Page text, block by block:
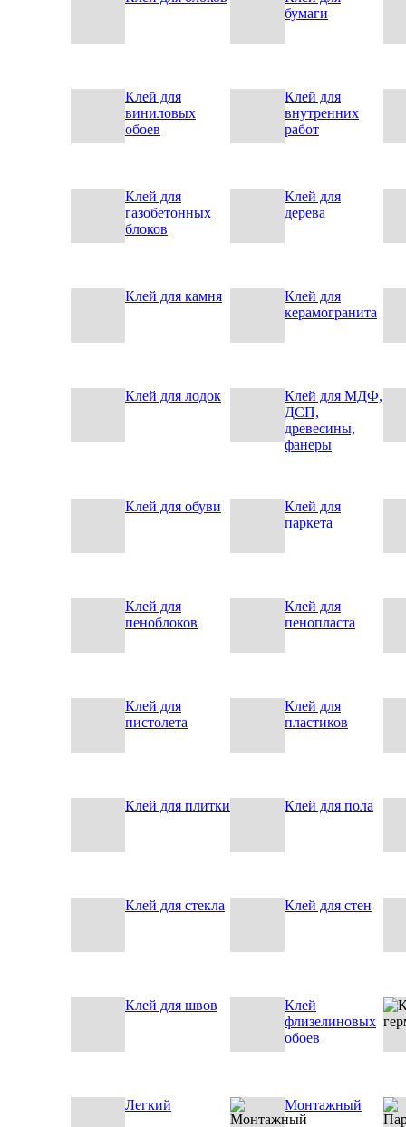
бумаги
Клей для
виниловых
обоев
Клей для
внутренних
работ
Клей для
газобетонных
блоков
Клей для
дерева
Клей для камня
Клей для
керамогранита
Клей для лодок
Клей для МДФ,
ДСП,
древесины,
фанеры
Клей для обуви
Клей для
паркета
Клей для
пеноблоков
Клей для
пенопласта
Клей для
пистолета
Клей для
пластиков
Клей для плитки Клей для пола
Клей для стекла Клей для стен
Клей для швов
Клей
флизелиновых
обоев
Легкий Монтажный